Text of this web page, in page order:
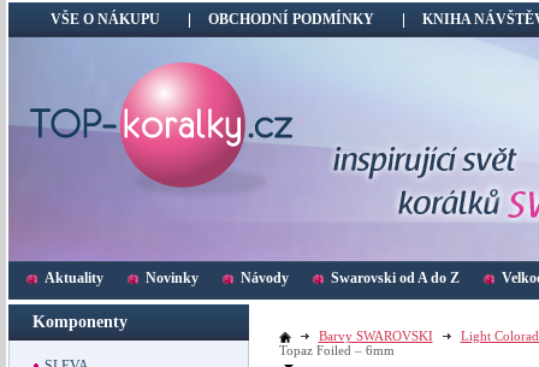
VŠE O NÁKUPU OBCHODNÍ PODMÍNKY KNIHA
Aktuality Novinky Návody Swarovski od A do Z
Komponenty
Barvy SWAROVSKI
Light
Topaz Foiled – 6mm